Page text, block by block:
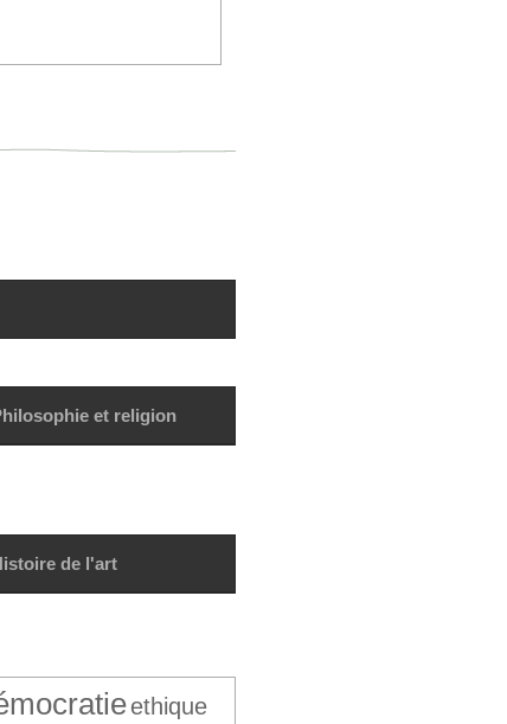
et religion
de l'art
ethique